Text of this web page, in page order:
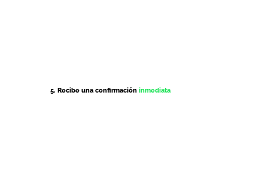
5. Recibe una confirmación inmediata